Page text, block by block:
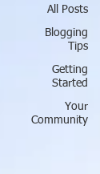
All Posts
Blogging
Tips
Getting
Started
Your
Community